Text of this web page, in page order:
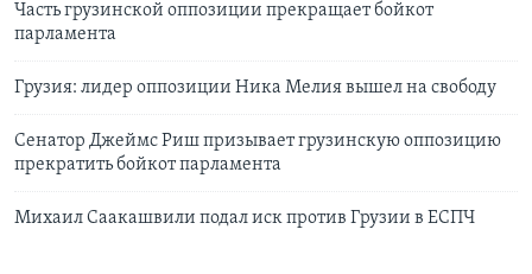
Часть грузинской оппозиции прекращает бойкот
парламента
Грузия: лидер оппозиции Ника Мелия вышел на свободу
Сенатор Джеймс Риш призывает грузинскую оппозицию
прекратить бойкот парламента
Михаил Саакашвили подал иск против Грузии в ЕСПЧ